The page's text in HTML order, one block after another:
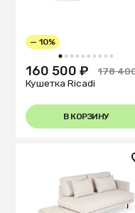
1 2 3 4 5 6 7 8 9 10
— 10%
160 500 ₽
178
Кушетка Ricadi
В КОРЗИНУ